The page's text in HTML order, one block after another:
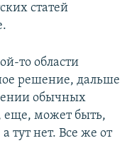
статей
то области
решение, дальше
обычных
еще, может быть,
тут нет. Все же от